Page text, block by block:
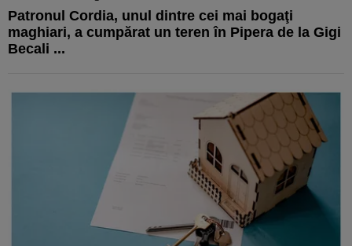
Patronul Cordia, unul dintre cei mai bogaţi
maghiari, a cumpărat un teren în Pipera de la Gigi
Becali ...